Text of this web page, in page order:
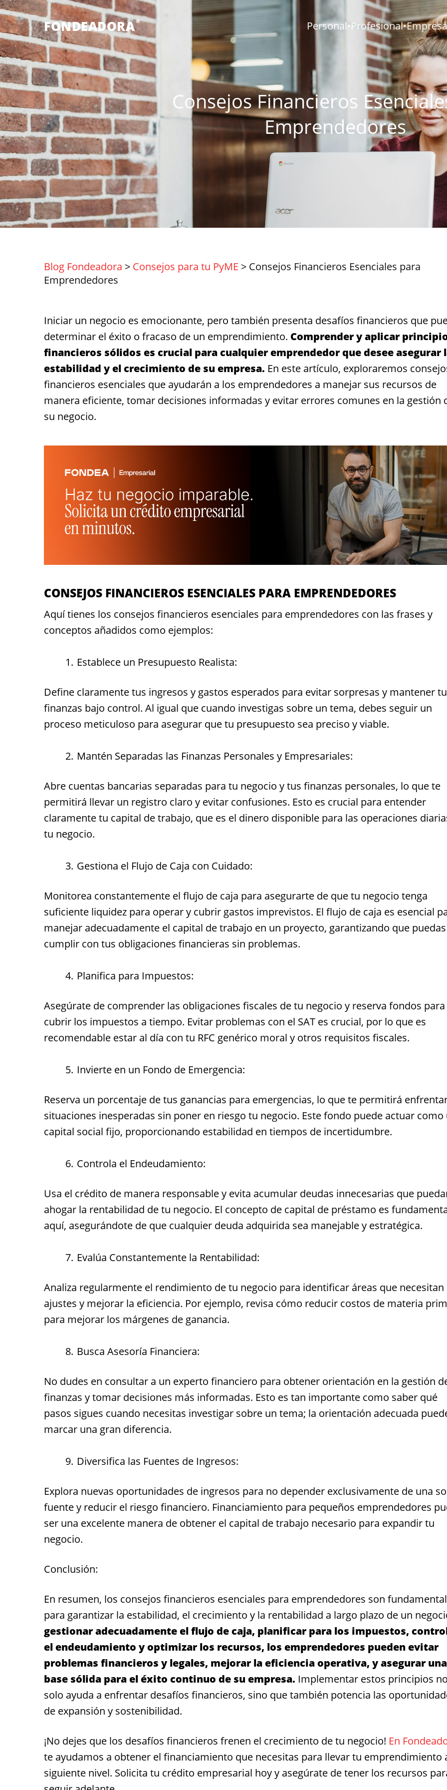
FONDEADORA® Personal•Profesional•
Consejos Financieros
Emprendedores
Blog Fondeadora > Consejos para tu PyME > Consejos Financieros Esenciales para
Emprendedores
Iniciar un negocio es emocionante, pero también presenta desafíos financieros que
determinar el éxito o fracaso de un emprendimiento. Comprender y aplicar
financieros sólidos es crucial para cualquier emprendedor que desee asegurar
estabilidad y el crecimiento de su empresa. En este artículo, exploraremos
financieros esenciales que ayudarán a los emprendedores a manejar sus recursos de
manera eficiente, tomar decisiones informadas y evitar errores comunes en la gestión
su negocio.
CONSEJOS FINANCIEROS ESENCIALES PARA EMPRENDEDORES
Aquí tienes los consejos financieros esenciales para emprendedores con las frases y
conceptos añadidos como ejemplos:
Establece un Presupuesto Realista:
Define claramente tus ingresos y gastos esperados para evitar sorpresas y mantener
finanzas bajo control. Al igual que cuando investigas sobre un tema, debes seguir un
proceso meticuloso para asegurar que tu presupuesto sea preciso y viable.
Mantén Separadas las Finanzas Personales y Empresariales:
Abre cuentas bancarias separadas para tu negocio y tus finanzas personales, lo que te
permitirá llevar un registro claro y evitar confusiones. Esto es crucial para entender
claramente tu capital de trabajo, que es el dinero disponible para las operaciones
tu negocio.
Gestiona el Flujo de Caja con Cuidado:
Monitorea constantemente el flujo de caja para asegurarte de que tu negocio tenga
suficiente liquidez para operar y cubrir gastos imprevistos. El flujo de caja es esencial
manejar adecuadamente el capital de trabajo en un proyecto, garantizando que puedas
cumplir con tus obligaciones financieras sin problemas.
Planifica para Impuestos:
Asegúrate de comprender las obligaciones fiscales de tu negocio y reserva fondos para
cubrir los impuestos a tiempo. Evitar problemas con el SAT es crucial, por lo que es
recomendable estar al día con tu RFC genérico moral y otros requisitos fiscales.
Invierte en un Fondo de Emergencia:
Reserva un porcentaje de tus ganancias para emergencias, lo que te permitirá
situaciones inesperadas sin poner en riesgo tu negocio. Este fondo puede actuar como
capital social fijo, proporcionando estabilidad en tiempos de incertidumbre.
Controla el Endeudamiento:
Usa el crédito de manera responsable y evita acumular deudas innecesarias que
ahogar la rentabilidad de tu negocio. El concepto de capital de préstamo es
aquí, asegurándote de que cualquier deuda adquirida sea manejable y estratégica.
Evalúa Constantemente la Rentabilidad:
Analiza regularmente el rendimiento de tu negocio para identificar áreas que necesitan
ajustes y mejorar la eficiencia. Por ejemplo, revisa cómo reducir costos de materia
para mejorar los márgenes de ganancia.
Busca Asesoría Financiera:
No dudes en consultar a un experto financiero para obtener orientación en la gestión
finanzas y tomar decisiones más informadas. Esto es tan importante como saber qué
pasos sigues cuando necesitas investigar sobre un tema; la orientación adecuada
marcar una gran diferencia.
Diversifica las Fuentes de Ingresos:
Explora nuevas oportunidades de ingresos para no depender exclusivamente de una
fuente y reducir el riesgo financiero. Financiamiento para pequeños emprendedores
ser una excelente manera de obtener el capital de trabajo necesario para expandir tu
negocio.
Conclusión:
En resumen, los consejos financieros esenciales para emprendedores son
para garantizar la estabilidad, el crecimiento y la rentabilidad a largo plazo de un
gestionar adecuadamente el flujo de caja, planificar para los impuestos,
el endeudamiento y optimizar los recursos, los emprendedores pueden evitar
problemas financieros y legales, mejorar la eficiencia operativa, y asegurar una
base sólida para el éxito continuo de su empresa. Implementar estos principios no
solo ayuda a enfrentar desafíos financieros, sino que también potencia las
de expansión y sostenibilidad.
¡No dejes que los desafíos financieros frenen el crecimiento de tu negocio! En
te ayudamos a obtener el financiamiento que necesitas para llevar tu emprendimiento
siguiente nivel. Solicita tu crédito empresarial hoy y asegúrate de tener los recursos